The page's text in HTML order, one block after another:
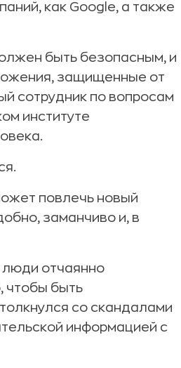
как Google, а также
быть безопасным, и
защищенные от
сотрудник по вопросам
институте
повлечь новый
заманчиво и, в
люди отчаянно
чтобы быть
со скандалами
информацией с